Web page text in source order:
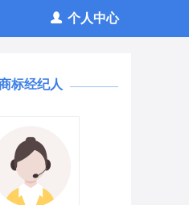
个人中心
标经纪人